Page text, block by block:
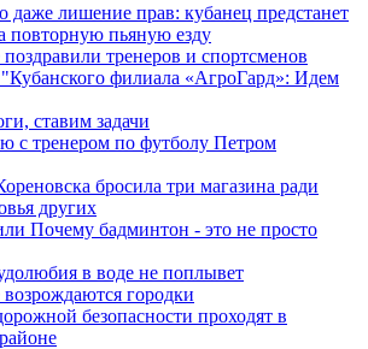
даже лишение прав: кубанец предстанет
повторную пьяную езду
тренеров и спортсменов
филиала «АгроГард»: Идем
ставим задачи
с тренером по футболу Петром
бросила три магазина ради
других
Почему бадминтон - это не просто
в воде не поплывет
городки
безопасности проходят в